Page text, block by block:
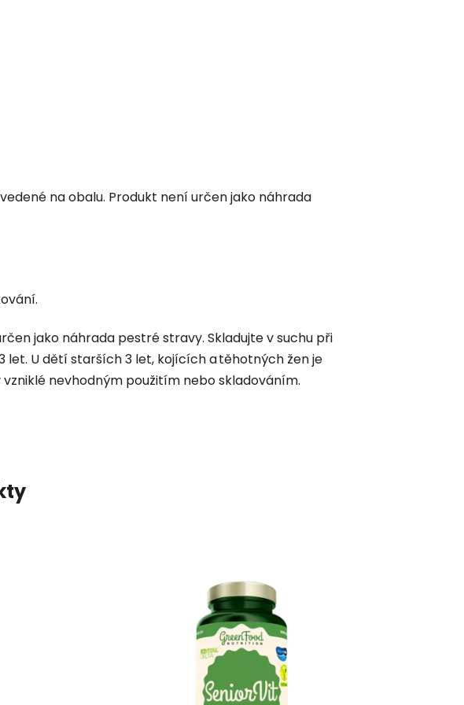
na obalu. Produkt není určen jako náhrada
jako náhrada pestré stravy. Skladujte v suchu při
U dětí starších 3 let, kojících a těhotných žen je
nevhodným použitím nebo skladováním.